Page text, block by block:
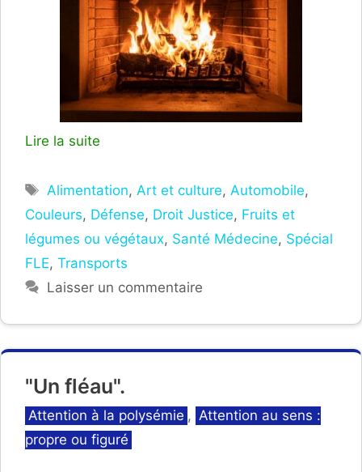
Lire la suite
Étiquettes
Alimentation, Art et culture, Automobile,
Couleurs, Défense, Droit Justice, Fruits et
légumes ou végétaux, Santé Médecine, Spécial
FLE, Transports
Laisser un commentaire
"Un fléau".
Catégories
Attention à la polysémie , Attention au sens :
propre ou figuré